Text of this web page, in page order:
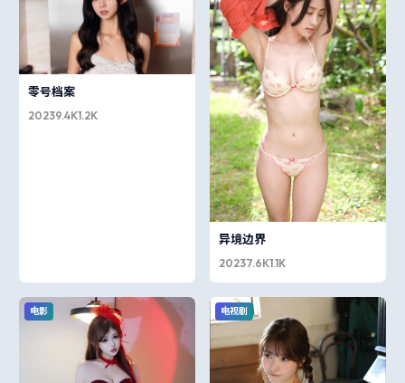
零号档案
20239.4K1.2K
异境边界
20237.6K1.1K
电影 电视剧